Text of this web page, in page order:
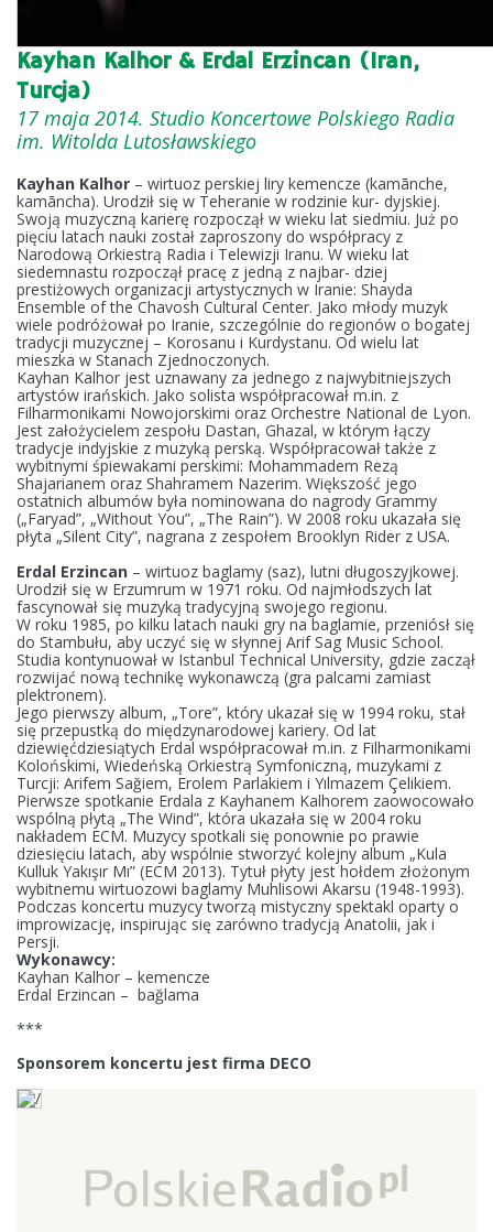
Kayhan Kalhor & Erdal Erzincan (Iran,
Turcja)
17 maja 2014. Studio Koncertowe Polskiego Radia
im. Witolda Lutosławskiego
Kayhan Kalhor – wirtuoz perskiej liry kemencze (kamānche,
kamāncha). Urodził się w Teheranie w rodzinie kur- dyjskiej.
Swoją muzyczną karierę rozpoczął w wieku lat siedmiu. Już po
pięciu latach nauki został zaproszony do współpracy z
Narodową Orkiestrą Radia i Telewizji Iranu. W wieku lat
siedemnastu rozpoczął pracę z jedną z najbar- dziej
prestiżowych organizacji artystycznych w Iranie: Shayda
Ensemble of the Chavosh Cultural Center. Jako młody muzyk
wiele podróżował po Iranie, szczególnie do regionów o bogatej
tradycji muzycznej – Korosanu i Kurdystanu. Od wielu lat
mieszka w Stanach Zjednoczonych.
Kayhan Kalhor jest uznawany za jednego z najwybitniejszych
artystów irańskich. Jako solista współpracował m.in. z
Filharmonikami Nowojorskimi oraz Orchestre National de Lyon.
Jest założycielem zespołu Dastan, Ghazal, w którym łączy
tradycje indyjskie z muzyką perską. Współpracował także z
wybitnymi śpiewakami perskimi: Mohammadem Rezą
Shajarianem oraz Shahramem Nazerim. Większość jego
ostatnich albumów była nominowana do nagrody Grammy
(„Faryad”, „Without You”, „The Rain”). W 2008 roku ukazała się
płyta „Silent City”, nagrana z zespołem Brooklyn Rider z USA.
Erdal Erzincan – wirtuoz baglamy (saz), lutni długoszyjkowej.
Urodził się w Erzumrum w 1971 roku. Od najmłodszych lat
fascynował się muzyką tradycyjną swojego regionu.
W roku 1985, po kilku latach nauki gry na baglamie, przeniósł się
do Stambułu, aby uczyć się w słynnej Arif Sag Music School.
Studia kontynuował w Istanbul Technical University, gdzie zaczął
rozwijać nową technikę wykonawczą (gra palcami zamiast
plektronem).
Jego pierwszy album, „Tore”, który ukazał się w 1994 roku, stał
się przepustką do międzynarodowej kariery. Od lat
dziewięćdziesiątych Erdal współpracował m.in. z Filharmonikami
Kolońskimi, Wiedeńską Orkiestrą Symfoniczną, muzykami z
Turcji: Arifem Sağiem, Erolem Parlakiem i Yılmazem Çelikiem.
Pierwsze spotkanie Erdala z Kayhanem Kalhorem zaowocowało
wspólną płytą „The Wind”, która ukazała się w 2004 roku
nakładem ECM. Muzycy spotkali się ponownie po prawie
dziesięciu latach, aby wspólnie stworzyć kolejny album „Kula
Kulluk Yakışır Mı” (ECM 2013). Tytuł płyty jest hołdem złożonym
wybitnemu wirtuozowi baglamy Muhlisowi Akarsu (1948-1993).
Podczas koncertu muzycy tworzą mistyczny spektakl oparty o
improwizację, inspirując się zarówno tradycją Anatolii, jak i
Persji.
Wykonawcy:
Kayhan Kalhor – kemencze
Erdal Erzincan – bağlama
***
Sponsorem koncertu jest firma DECO